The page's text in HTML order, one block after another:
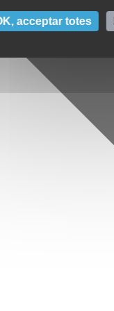
acceptar totes